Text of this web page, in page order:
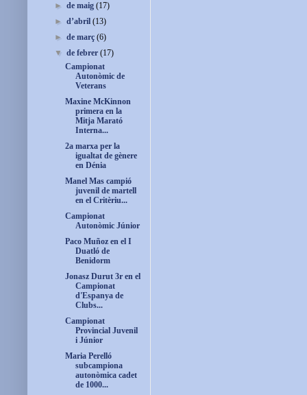
►de maig(17)
►d’abril(13)
►de març(6)
▼de febrer(17)
Campionat
Autonòmic de
Veterans
Maxine McKinnon
primera en la
Mitja Marató
Interna...
2a marxa per la
igualtat de gènere
en Dénia
Manel Mas campió
juvenil de martell
en el Critèriu...
Campionat
Autonòmic Júnior
Paco Muñoz en el I
Duatló de
Benidorm
Jonasz Durut 3r en el
Campionat
d'Espanya de
Clubs...
Campionat
Provincial Juvenil
i Júnior
Maria Perelló
subcampiona
autonòmica cadet
de 1000...